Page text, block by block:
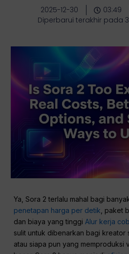
2025-12-30 03:49
Diperbarui terakhir pada
Ya, Sora 2 terlalu mahal bagi
penetapan harga per detik , paket
dan biaya yang tinggiAlur kerja
sulit untuk dibenarkan bagi kreator
atau siapa pun yang memproduksi